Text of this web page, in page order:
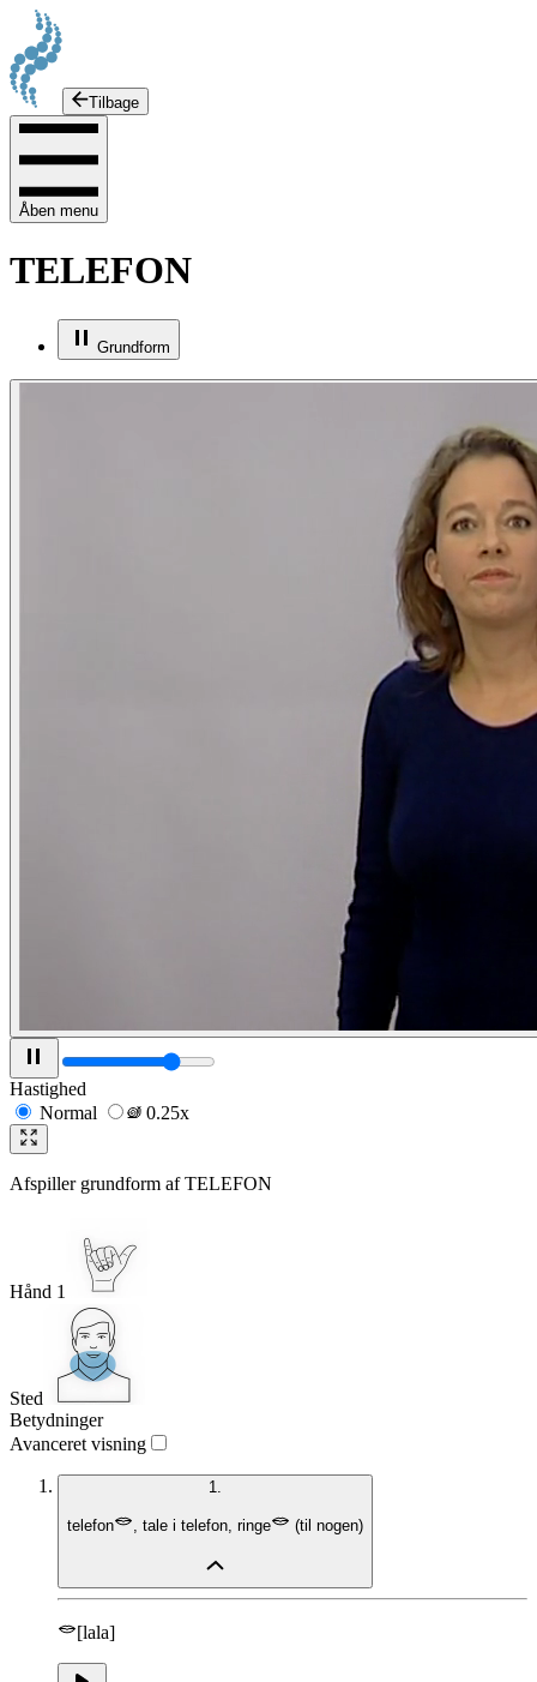
Tilbage
Åben menu
TELEFON
Grundform
Hastighed
Normal
0.25x
Afspiller grundform afTELEFON
Hånd 1
Sted
Betydninger
Avanceret visning
1.
telefon , tale i telefon, ringe (til nogen)
[lala]